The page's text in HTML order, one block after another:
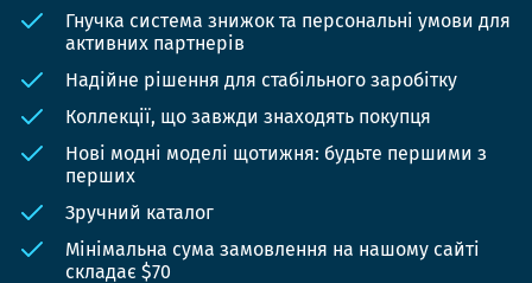
Гнучка система знижок та персональні умови для
активних партнерів
Надійне рішення для стабільного заробітку
Коллекції, що завжди знаходять покупця
Нові модні моделі щотижня: будьте першими з
перших
Зручний каталог
Мінімальна сума замовлення на нашому сайті
складає $70